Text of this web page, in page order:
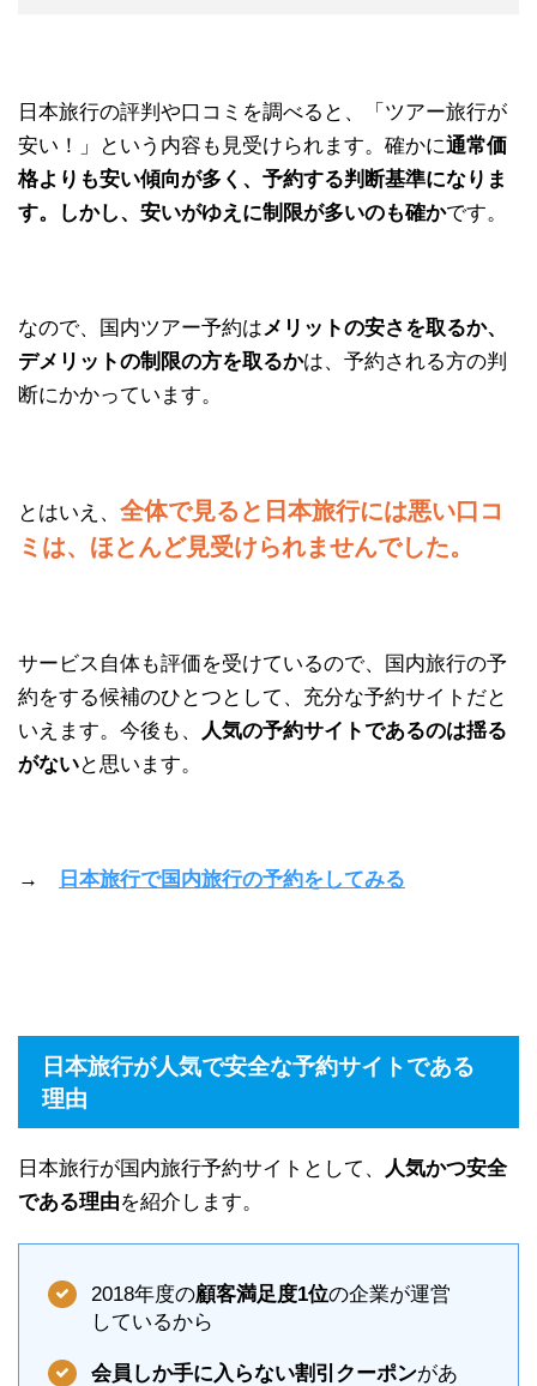
日本旅行の評判や口コミを調べると、「ツアー旅行が
安い！」という内容も見受けられます。確かに通常価
格よりも安い傾向が多く、予約する判断基準になりま
す。しかし、安いがゆえに制限が多いのも確かです。
なので、国内ツアー予約はメリットの安さを取るか、
デメリットの制限の方を取るかは、予約される方の判
断にかかっています。
とはいえ、 全体で見ると日本旅行には悪い口コ
ミは、ほとんど見受けられませんでした。
サービス自体も評価を受けているので、国内旅行の予
約をする候補のひとつとして、充分な予約サイトだと
いえます。今後も、
人気の予約サイトであるのは揺る
がないと思います。
→ 日本旅行で国内旅行の予約をしてみる
日本旅行が人気で安全な予約サイトである
理由
日本旅行が国内旅行予約サイトとして、
人気かつ安全
である理由を紹介します。
2018年度の顧客満足度1位の企業が運営
しているから
会員しか手に入らない割引クーポンがあ